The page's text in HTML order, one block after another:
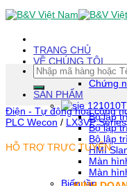
Skip
To
(tạm
dịch)
TRANG CHỦ
VỀ CHÚNG TÔI
CÔNG TY
Chứng
SẢN PHẨM
Bộ lập
Bộ lập
Bộ lập
HMI
Màn
Màn
Biến tần
Tìm
kiếm:
Điện - Tự động hóa công
PLC Wecon / LX3VP Series
HỖ TRỢ TRỰC TUYẾN